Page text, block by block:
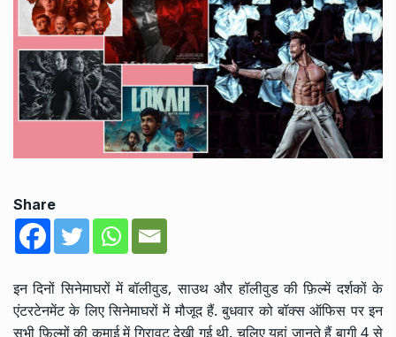
Share
इन दिनों सिनेमाघरों में बॉलीवुड, साउथ और हॉलीवुड की फ़िल्में दर्शकों के
एंटरटेनमेंट के लिए सिनेमाघरों में मौजूद हैं. बुधवार को बॉक्स ऑफिस पर इन
सभी फ़िल्मों की कमाई में गिरावट देखी गई थी. चलिए यहां जानते हैं बागी 4 से